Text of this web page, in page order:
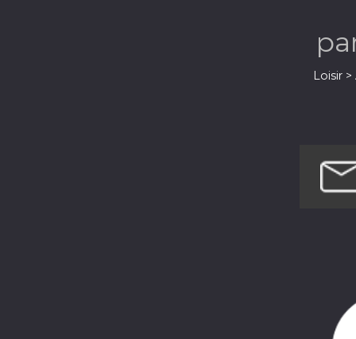
Loisir